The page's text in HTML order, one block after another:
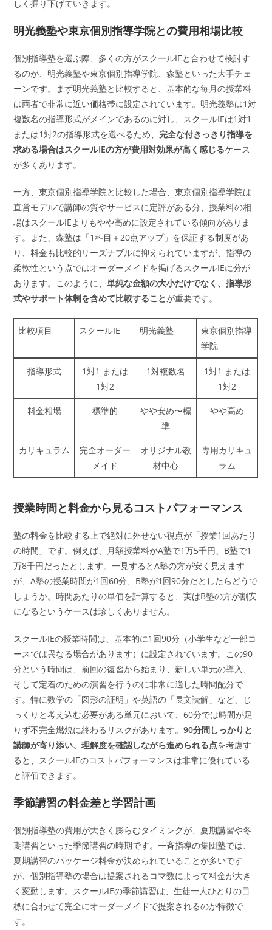
しく掘り下げていきます。
明光義塾や東京個別指導学院との費用相場比較
個別指導塾を選ぶ際、多くの方がスクールIEと合わせて検討す
るのが、明光義塾や東京個別指導学院、森塾といった大手チェ
ーンです。まず明光義塾と比較すると、基本的な毎月の授業料
は両者で非常に近い価格帯に設定されています。明光義塾は1対
複数名の指導形式がメインであるのに対し、スクールIEは1対1
または1対2の指導形式を選べるため、 完全な付きっきり指導を
求める場合はスクールIEの方が費用対効果が高く感じるケース
が多くあります。
一方、東京個別指導学院と比較した場合、東京個別指導学院は
直営モデルで講師の質やサービスに定評がある分、授業料の相
場はスクールIEよりもやや高めに設定されている傾向がありま
す。また、森塾は「1科目＋20点アップ」を保証する制度があ
り、料金も比較的リーズナブルに抑えられていますが、指導の
柔軟性という点ではオーダーメイドを掲げるスクールIEに分が
あります。このように、単純な金額の大小だけでなく、指導形
式やサポート体制を含めて比較することが重要です。
比較項目 スクールIE 明光義塾
東京個別指導
学院
指導形式
1対1 または
1対2
1対複数名
1対1 または
1対2
料金相場 標準的
やや安め〜標
準
やや高め
カリキュラム
完全オーダー
メイド
オリジナル教
材中心
専用カリキュ
ラム
授業時間と料金から見るコストパフォーマンス
塾の料金を比較する上で絶対に外せない視点が「授業1回あたり
の時間」です。例えば、月額授業料がA塾で1万5千円、B塾で1
万8千円だったとします。一見するとA塾の方が安く見えます
が、A塾の授業時間が1回60分、B塾が1回90分だとしたらどうで
しょうか。時間あたりの単価を計算すると、実はB塾の方が割安
になるというケースは珍しくありません。
スクールIEの授業時間は、基本的に1回90分（小学生など一部コ
ースでは異なる場合があります）に設定されています。この90
分という時間は、前回の復習から始まり、新しい単元の導入、
そして定着のための演習を行うのに非常に適した時間配分で
す。特に数学の「図形の証明」や英語の「長文読解」など、じ
っくりと考え込む必要がある単元において、60分では時間が足
りず不完全燃焼に終わるリスクがあります。90分間しっかりと
講師が寄り添い、理解度を確認しながら進められる点を考慮す
ると、スクールIEのコストパフォーマンスは非常に優れている
と評価できます。
季節講習の料金差と学習計画
個別指導塾の費用が大きく膨らむタイミングが、夏期講習や冬
期講習といった季節講習の時期です。一斉指導の集団塾では、
夏期講習のパッケージ料金が決められていることが多いです
が、個別指導塾の場合は提案されるコマ数によって料金が大き
く変動します。スクールIEの季節講習は、生徒一人ひとりの目
標に合わせて完全にオーダーメイドで提案されるのが特徴で
す。